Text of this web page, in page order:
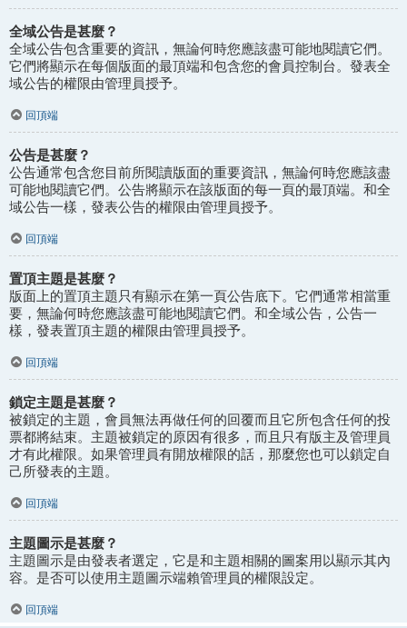
全域公告是甚麼？
全域公告包含重要的資訊，無論何時您應該盡可能地閱讀它們。
它們將顯示在每個版面的最頂端和包含您的會員控制台。發表全
域公告的權限由管理員授予。
回頂端
公告是甚麼？
公告通常包含您目前所閱讀版面的重要資訊，無論何時您應該盡
可能地閱讀它們。公告將顯示在該版面的每一頁的最頂端。和全
域公告一樣，發表公告的權限由管理員授予。
回頂端
置頂主題是甚麼？
版面上的置頂主題只有顯示在第一頁公告底下。它們通常相當重
要，無論何時您應該盡可能地閱讀它們。和全域公告，公告一
樣，發表置頂主題的權限由管理員授予。
回頂端
鎖定主題是甚麼？
被鎖定的主題，會員無法再做任何的回覆而且它所包含任何的投
票都將結束。主題被鎖定的原因有很多，而且只有版主及管理員
才有此權限。如果管理員有開放權限的話，那麼您也可以鎖定自
己所發表的主題。
回頂端
主題圖示是甚麼？
主題圖示是由發表者選定，它是和主題相關的圖案用以顯示其內
容。是否可以使用主題圖示端賴管理員的權限設定。
回頂端